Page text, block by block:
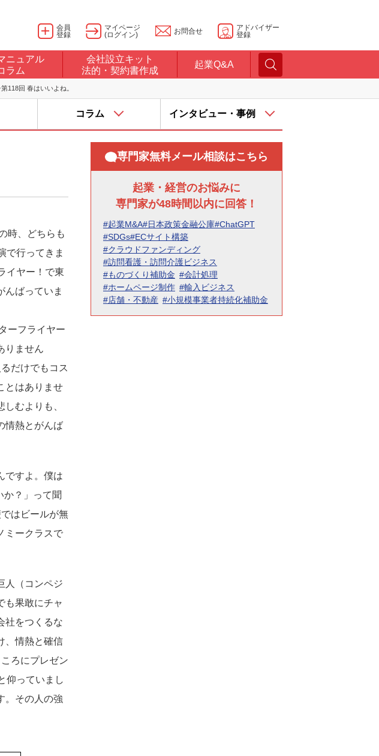
会員
登録
マイページ
(ログイン)
お問合せ
アドバイザー
登録
ニュアル
ラム
会社設立キット
法的・契約書作成
起業Q&A
118回 春はいいよね。
コラム インタビュー・事例
時、どちらも
で行ってきま
イヤー！で東
んばっていま
ーフライヤー
りません
だけでもコス
とはありませ
むよりも、
情熱とがんば
ですよ。僕は
か？」って聞
はビールが無
ミークラスで
人（コンペジ
も果敢にチャ
社をつくるな
、情熱と確信
ろにプレゼン
仰っていまし
。その人の強
専門家無料メール相談はこちら
起業・経営のお悩みに
専門家が48時間以内に回答！
#起業M&A#日本政策金融公庫#ChatGPT
#SDGs#ECサイト構築
#クラウドファンディング
#訪問看護・訪問介護ビジネス
#ものづくり補助金 #会計処理
#ホームページ制作 #輸入ビジネス
#店舗・不動産 #小規模事業者持続化補助金